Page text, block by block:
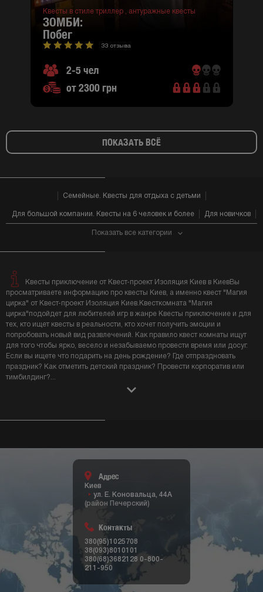
Квесты в стиле триллер , антуражные квесты
ЗОМБИ:
побег
33 отзыва
2-5 чел
от 2300 грн
ПОКАЗАТЬ ВСЁ
Семейные. Квесты для отдыха с детьми
Для большой компании. Квесты на 6 человек и более Для новичков
Показать все категории
Квесты приключение от Квест-проект Изоляция Киев в КиевВы
просматриваете информацию про квесты Киев, а именно квест "Магия
цирка" от Квест-проект Изоляция Киев.Квесткомната "Магия
цирка"подойдет для любителей игр в жанре Квесты приключение и для
тех, кто ищет квесты в реальности, кто хочет получить эмоции и
попробовать новый вид развлечений. Как правило квест комнаты ищут
для того чтобы ярко, весело и незабываемо провести время или досуг.
Если вы ищете что подарить на день рождение? Где отпраздновать
праздник? Как отметить детский праздник? Провести корпоратив или
тимбилдинг?
Адрес
Киев
ул. Е. Коновальца, 44А
(район Печерский)
Контакты
380(95)1025708
38(093)8010101
380(68)3682128 0-800-
211-950